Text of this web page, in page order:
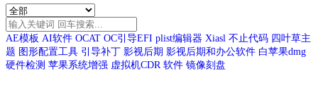
AE模板 AI软件 OCAT OC引导EFI plist编辑器 Xiasl 不止代码 四叶草主
题 图形配置工具 引导补丁 影视后期 影视后期和办公软件 白苹果dmg
硬件检测 苹果系统增强 虚拟机CDR 软件 镜像刻盘